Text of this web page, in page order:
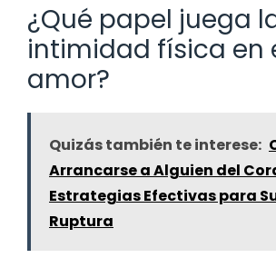
¿Qué papel juega
intimidad física en
amor?
Quizás también te interese:
Arrancarse a Alguien del
Estrategias Efectivas para
Ruptura